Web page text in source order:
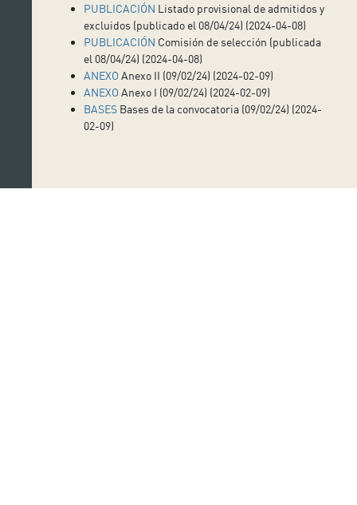
PUBLICACIÓN Listado provisional de admitidos y
excluidos (publicado el 08/04/24) (2024-04-08)
PUBLICACIÓN Comisión de selección (publicada
el 08/04/24) (2024-04-08)
ANEXOAnexo II (09/02/24) (2024-02-09)
ANEXOAnexo I (09/02/24) (2024-02-09)
BASES Bases de la convocatoria (09/02/24) (2024-
02-09)